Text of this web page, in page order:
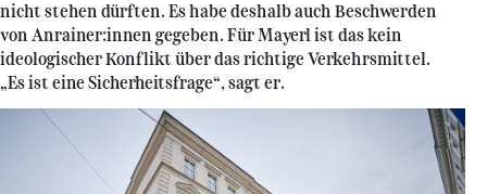
nicht stehen dürften. Es habe deshalb auch Beschwerden
von Anrainer:innen gegeben. Für Mayerl ist das kein
ideologischer Konflikt über das richtige Verkehrsmittel.
„Es ist eine Sicherheitsfrage“, sagt er.